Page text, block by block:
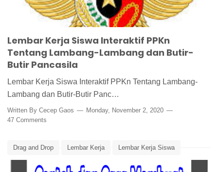
Lembar Kerja Siswa Interaktif PPKn
Tentang Lambang-Lambang dan Butir-
Butir Pancasila
Lembar Kerja Siswa Interaktif PPKn Tentang Lambang-
Lambang dan Butir-Butir Panc…
Written By Cecep Gaos
Monday, November 2, 2020
47 Comments
Drag and Drop Lembar Kerja Lembar Kerja Siswa
Lembar Kerja Siswa Interaktif Media Pembelajaran